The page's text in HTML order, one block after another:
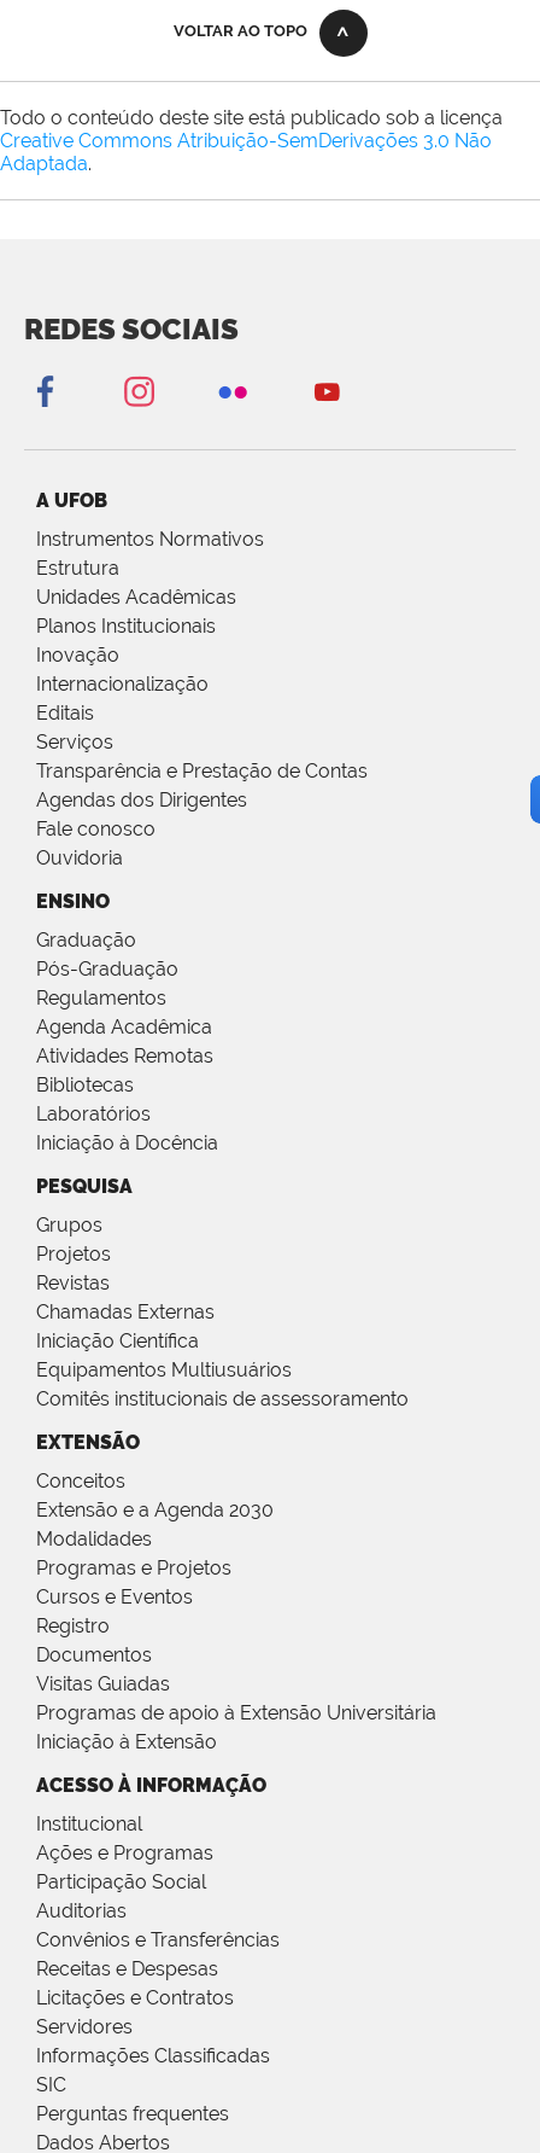
VOLTAR AO TOPO
Todo o conteúdo deste site está publicado sob a licença
Creative Commons Atribuição-SemDerivações 3.0 Não
Adaptada.
REDES SOCIAIS
A UFOB
Instrumentos Normativos
Estrutura
Unidades Acadêmicas
Planos Institucionais
Inovação
Internacionalização
Editais
Serviços
Transparência e Prestação de Contas
Agendas dos Dirigentes
Fale conosco
Ouvidoria
ENSINO
Graduação
Pós-Graduação
Regulamentos
Agenda Acadêmica
Atividades Remotas
Bibliotecas
Laboratórios
Iniciação à Docência
PESQUISA
Grupos
Projetos
Revistas
Chamadas Externas
Iniciação Científica
Equipamentos Multiusuários
Comitês institucionais de assessoramento
EXTENSÃO
Conceitos
Extensão e a Agenda 2030
Modalidades
Programas e Projetos
Cursos e Eventos
Registro
Documentos
Visitas Guiadas
Programas de apoio à Extensão Universitária
Iniciação à Extensão
ACESSO À INFORMAÇÃO
Institucional
Ações e Programas
Participação Social
Auditorias
Convênios e Transferências
Receitas e Despesas
Licitações e Contratos
Servidores
Informações Classificadas
SIC
Perguntas frequentes
Dados Abertos